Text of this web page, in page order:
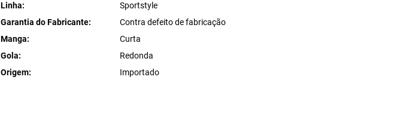
Linha
Sportstyle
Garantia do Fabricante
Contra defeito de fabricação
Manga
Curta
Gola
Redonda
Origem
Importado